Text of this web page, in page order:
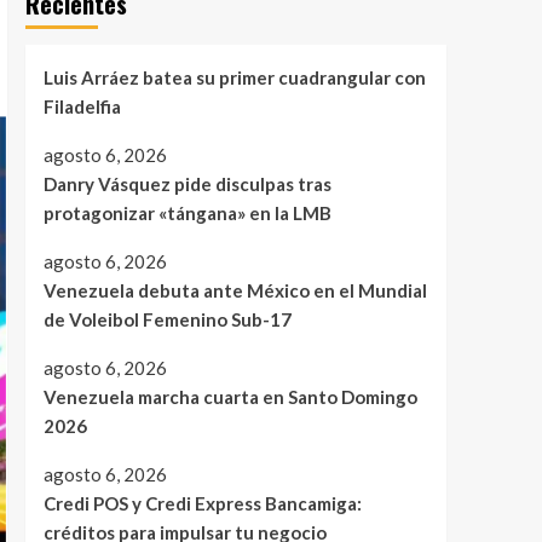
Luis Arráez batea su primer cuadrangular con
Filadelfia
agosto 6, 2026
Danry Vásquez pide disculpas tras
protagonizar «tángana» en la LMB
agosto 6, 2026
Venezuela debuta ante México en el Mundial
de Voleibol Femenino Sub-17
agosto 6, 2026
Venezuela marcha cuarta en Santo Domingo
2026
agosto 6, 2026
Credi POS y Credi Express Bancamiga:
créditos para impulsar tu negocio